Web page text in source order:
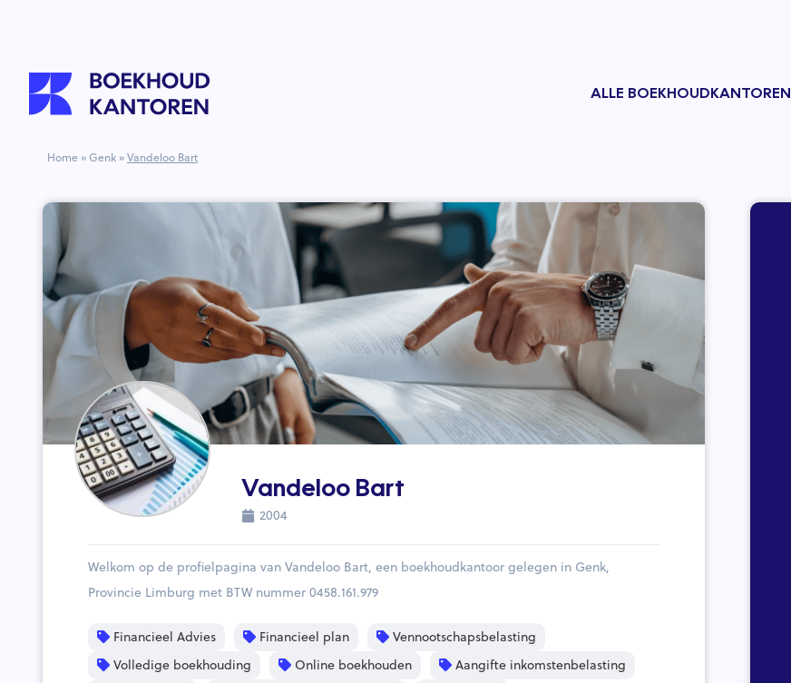
ALLE BOEKHOUDKANTOREN
Home »Genk »Vandeloo Bart
Vandeloo Bart
2004
Welkom op de profielpagina van Vandeloo Bart, een boekhoudkantoor gelegen in Genk,
Provincie Limburg met BTW nummer 0458.161.979
Financieel Advies Financieel plan
Vennootschapsbelasting
Volledige boekhouding
Online boekhouden
Aangifte inkomstenbelasting